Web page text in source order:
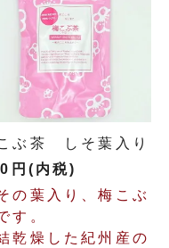
ぶ茶 しそ葉入り
円(内税)
の葉入り、梅こぶ
す。
乾燥した紀州産の